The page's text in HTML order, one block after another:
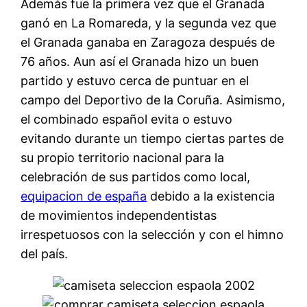
Además fue la primera vez que el Granada
ganó en La Romareda, y la segunda vez que
el Granada ganaba en Zaragoza después de
76 años. Aun así el Granada hizo un buen
partido y estuvo cerca de puntuar en el
campo del Deportivo de la Coruña. Asimismo,
el combinado español evita o estuvo
evitando durante un tiempo ciertas partes de
su propio territorio nacional para la
celebración de sus partidos como local,
equipacion de españa debido a la existencia
de movimientos independentistas
irrespetuosos con la selección y con el himno
del país.